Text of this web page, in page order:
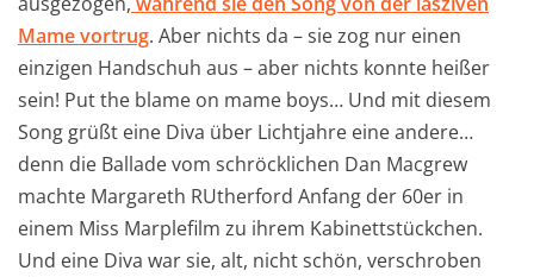
Mame vortrug. Aber nichts da – sie zog nur einen
einzigen Handschuh aus – aber nichts konnte heißer
sein! Put the blame on mame boys… Und mit diesem
Song grüßt eine Diva über Lichtjahre eine andere…
denn die Ballade vom schröcklichen Dan Macgrew
machte Margareth RUtherford Anfang der 60er in
einem Miss Marplefilm zu ihrem Kabinettstückchen.
Und eine Diva war sie, alt, nicht schön, verschroben